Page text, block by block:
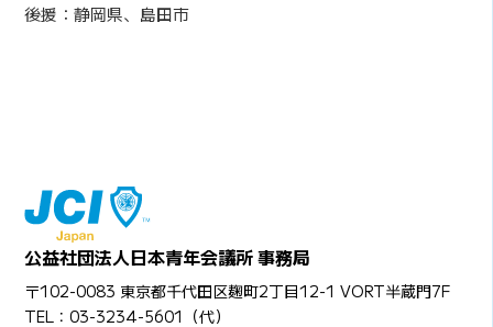
後援：静岡県、島田市
公益社団法人日本青年会議所 事務局
〒102-0083 東京都千代田区麹町2丁目12-1 VORT半蔵門7F
TEL：03-3234-5601（代）